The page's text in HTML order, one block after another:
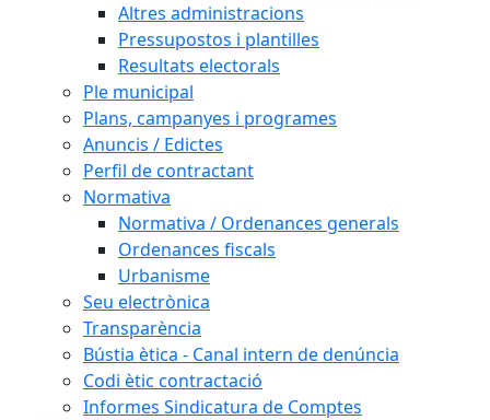
Altres administracions
Pressupostos i plantilles
Resultats electorals
Ple municipal
Plans, campanyes i programes
Anuncis / Edictes
Perfil de contractant
Normativa
Normativa / Ordenances generals
Ordenances fiscals
Urbanisme
Seu electrònica
Transparència
Bústia ètica - Canal intern de denúncia
Codi ètic contractació
Informes Sindicatura de Comptes